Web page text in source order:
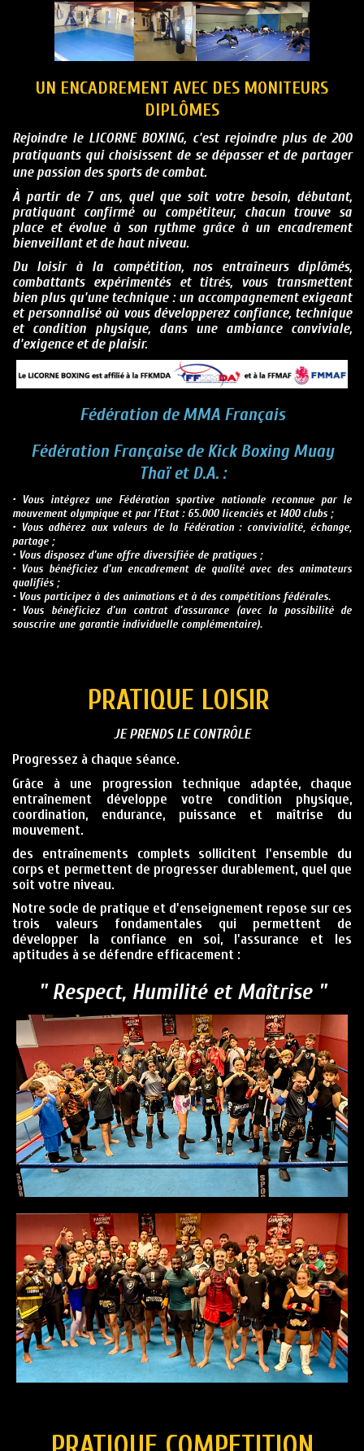
UN ENCADREMENT AVEC DES MONITEURS
DIPLÔMES
Rejoindre le LICORNE BOXING, c'est rejoindre plus de 200
pratiquants qui choisissent de se dépasser et de partager
une passion des sports de combat.
À partir de 7 ans, quel que soit votre besoin, débutant,
pratiquant confirmé ou compétiteur, chacun trouve sa
place et évolue à son rythme grâce à un encadrement
bienveillant et de haut niveau.
Du loisir à la compétition, nos entraîneurs diplômés,
combattants expérimentés et titrés, vous transmettent
bien plus qu'une technique : un accompagnement exigeant
et personnalisé où vous développerez confiance, technique
et condition physique, dans une ambiance conviviale,
d'exigence et de plaisir.
Fédération de MMA Français
Fédération Française de Kick Boxing Muay
Thaïet D.A.:
• Vous intégrez une Fédération sportive nationale reconnue par le
mouvement olympique et par l’Etat : 65.000 licenciés et 1400 clubs ;
• Vous adhérez aux valeurs de la Fédération : convivialité, échange,
partage ;
• Vous disposez d’une offre diversifiée de pratiques ;
• Vous bénéficiez d’un encadrement de qualité avec des animateurs
qualifiés ;
• Vous participez à des animations et à des compétitions fédérales.
• Vous bénéficiez d’un contrat d’assurance (avec la possibilité de
souscrire une garantie individuelle complémentaire).
PRATIQUE LOISIR
JE PRENDS LE CONTRÔLE
Progressez à chaque séance.
Grâce à une progression technique adaptée, chaque
entraînement développe votre condition physique,
coordination, endurance, puissance et maîtrise du
mouvement.
des entraînements complets sollicitent l'ensemble du
corps et permettent de progresser durablement, quel que
soit votre niveau.
Notre socle de pratique et d'enseignement repose sur ces
trois valeurs fondamentales qui permettent de
développer la confiance en soi, l'assurance et les
aptitudes à se défendre efficacement :
" Respect, Humilité et Maîtrise "